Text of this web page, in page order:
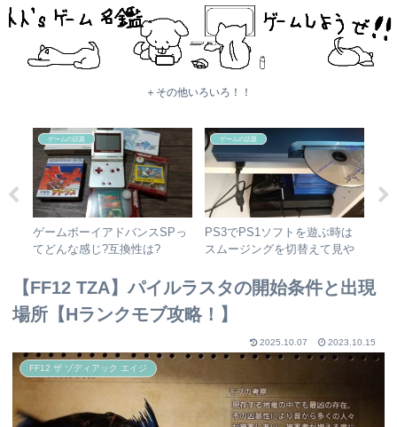
＋その他いろいろ！！
ゲームの話題
ゲームボーイアドバンスSPっ
てどんな感じ?互換性は?
ゲームの話題
PS3でPS1ソフトを遊ぶ時は
スムージングを切替えて見や
【FF12 TZA】パイルラスタの開始条件と出現
場所【Hランクモブ攻略！】
2025.10.07 2023.10.15
FF12 ザ ゾディアック エイジ